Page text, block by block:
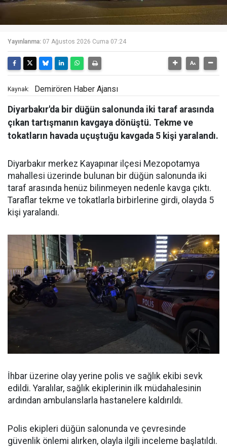
Yayınlanma: 07 Ağustos 2026 Cuma 07:24
Kaynak: Demirören Haber Ajansı
Diyarbakır'da bir düğün salonunda iki taraf arasında
çıkan tartışmanın kavgaya dönüştü. Tekme ve
tokatların havada uçuştuğu kavgada 5 kişi yaralandı.
Diyarbakır merkez Kayapınar ilçesi Mezopotamya
mahallesi üzerinde bulunan bir düğün salonunda iki
taraf arasında henüz bilinmeyen nedenle kavga çıktı.
Taraflar tekme ve tokatlarla birbirlerine girdi, olayda 5
kişi yaralandı.
İhbar üzerine olay yerine polis ve sağlık ekibi sevk
edildi. Yaralılar, sağlık ekiplerinin ilk müdahalesinin
ardından ambulanslarla hastanelere kaldırıldı.
Polis ekipleri düğün salonunda ve çevresinde
güvenlik önlemi alırken, olayla ilgili inceleme başlatıldı.